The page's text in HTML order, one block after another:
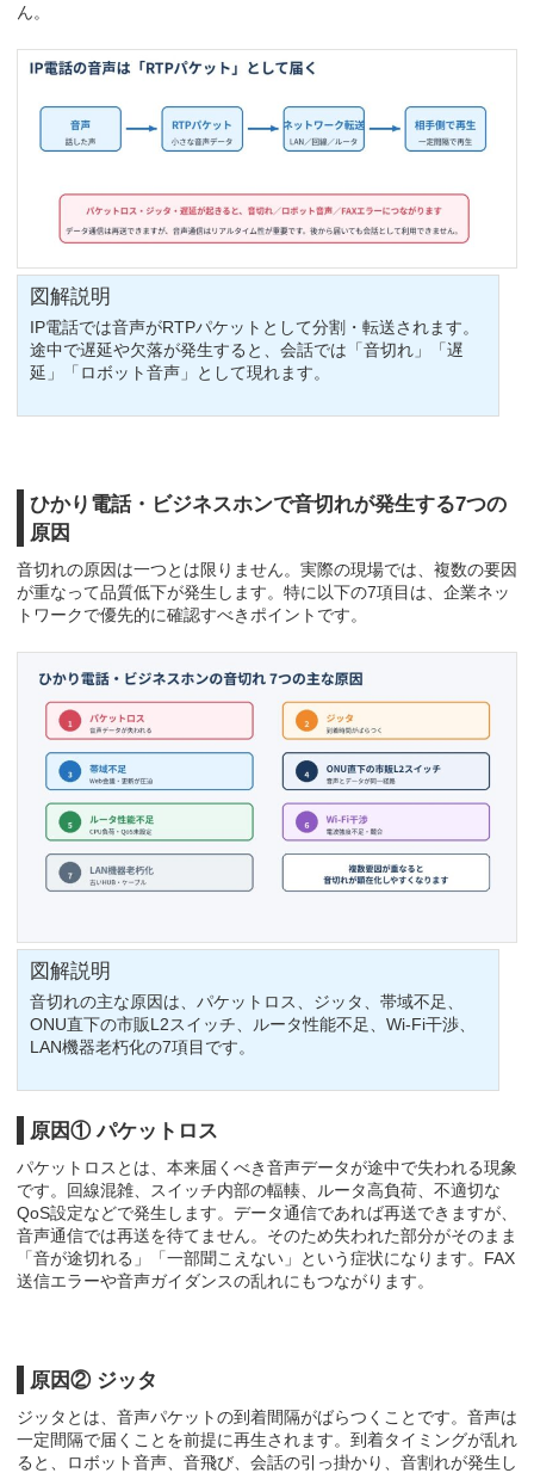
ん。
図解説明
IP電話では音声がRTPパケットとして分割・転送されます。
途中で遅延や欠落が発生すると、会話では「音切れ」「遅
延」「ロボット音声」として現れます。
ひかり電話・ビジネスホンで音切れが発生する7つの
原因
音切れの原因は一つとは限りません。実際の現場では、複数の要因
が重なって品質低下が発生します。特に以下の7項目は、企業ネッ
トワークで優先的に確認すべきポイントです。
図解説明
音切れの主な原因は、パケットロス、ジッタ、帯域不足、
ONU直下の市販L2スイッチ、ルータ性能不足、Wi-Fi干渉、
LAN機器老朽化の7項目です。
原因① パケットロス
パケットロスとは、本来届くべき音声データが途中で失われる現象
です。回線混雑、スイッチ内部の輻輳、ルータ高負荷、不適切な
QoS設定などで発生します。データ通信であれば再送できますが、
音声通信では再送を待てません。そのため失われた部分がそのまま
「音が途切れる」「一部聞こえない」という症状になります。FAX
送信エラーや音声ガイダンスの乱れにもつながります。
原因② ジッタ
ジッタとは、音声パケットの到着間隔がばらつくことです。音声は
一定間隔で届くことを前提に再生されます。到着タイミングが乱れ
ると、ロボット音声、音飛び、会話の引っ掛かり、音割れが発生し